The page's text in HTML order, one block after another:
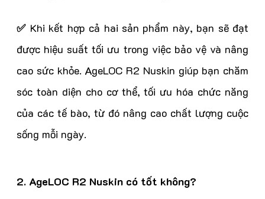
✅ Khi kết hợp cả hai sản phẩm này, bạn sẽ đạt
được hiệu suất tối ưu trong việc bảo vệ và nâng
cao sức khỏe. AgeLOC R2 Nuskin giúp bạn chăm
sóc toàn diện cho cơ thể, tối ưu hóa chức năng
của các tế bào, từ đó nâng cao chất lượng cuộc
sống mỗi ngày.
2. AgeLOC R2 Nuskin có tốt không?